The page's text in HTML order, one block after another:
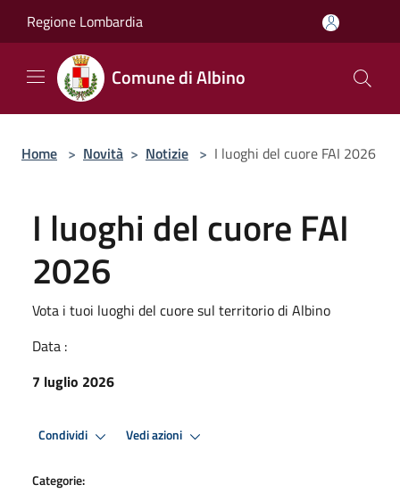
Regione Lombardia
Comune di Albino
Home > Novità > Notizie > I luoghi del cuore FAI 2026
I luoghi del cuore FAI
2026
Vota i tuoi luoghi del cuore sul territorio di Albino
Data :
7 luglio 2026
Condividi Vedi azioni
Categorie: